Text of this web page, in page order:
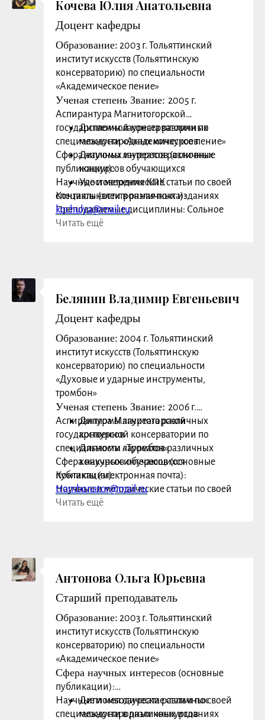
Кочева Юлия Анатольевна
Доцент кафедры
Образование: 2003 г. Тольяттинский
институт искусств (Тольяттинскую
консерваторию) по специальности
«Академическое пение»
Ученая степень Звание: 2005 г.
Аспирантура Магнитогорской
государственной консерватории по
специальности «Академическое пение»
Сфера научных интересов (основные
публикации):
Научные и методические статьи по своей
специальности в различных изданиях
Преподаваемые дисциплины: Сольное
пение, Камерное пение
Дипломы лауреата различных
международных конкурсов
Дипломы лауреатов различных
конкурсов обучающихся
Удостоверения КПК
Контакты (электронная почта):
kochulya@mail.ru
Читать ещё
Белянин Владимир Евгеньевич
Доцент кафедры
Образование: 2004 г. Тольяттинский
институт искусств (Тольяттинскую
консерваторию) по специальности
«Духовые и ударные инструменты,
тромбон»
Ученая степень Звание: 2006 г.
Аспирантура Магнитогорской
государственной консерватории по
специальности «Тромбон»
Сфера научных интересов (основные
публикации):
Научные и методические статьи по своей
специальности в различных изданиях
Дипломы лауреата различных
конкурсов
Дипломы лауреатов различных
конкурсов обучающихся
Контакты (электронная почта):
trombonator@mail.ru
Читать ещё
Антонова Ольга Юрьевна
Старший преподаватель
Образование: 2003 г. Тольяттинский
институт искусств (Тольяттинскую
консерваторию) по специальности
«Академическое пение»
Сфера научных интересов (основные
публикации):
Научные и методические статьи по своей
специальности в различных изданиях
Дипломы лауреата различных
международных конкурсов